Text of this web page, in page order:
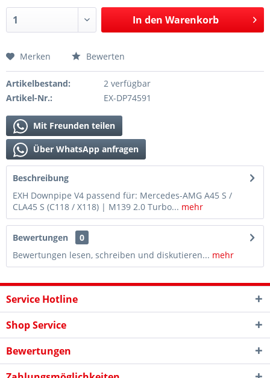
In den Warenkorb
Merken Bewerten
Artikelbestand:
2 verfügbar
Artikel-Nr.:
EX-DP74591
Mit Freunden teilen
Über WhatsApp anfragen
Beschreibung
EXH Downpipe V4 passend für: Mercedes-AMG A45 S /
CLA45 S (C118 / X118) | M139 2.0 Turbo... mehr
Bewertungen
0
Bewertungen lesen, schreiben und diskutieren... mehr
Service Hotline
Shop Service
Bewertungen